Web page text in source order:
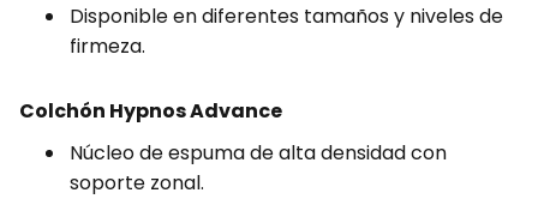
Disponible en diferentes tamaños y niveles de
firmeza.
Colchón Hypnos Advance
Núcleo de espuma de alta densidad con
soporte zonal.